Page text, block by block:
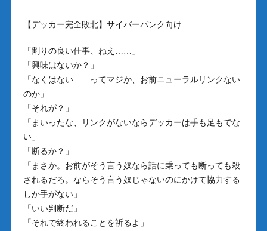
【デッカー完全敗北】サイバーパンク向け
「割りの良い仕事、ねえ……」
「興味はないか？」
「なくはない……ってマジか、お前ニューラルリンクない
のか」
「それが？」
「まいったな、リンクがないならデッカーは手も足もでな
い」
「断るか？」
「まさか。お前がそう言う奴なら話に乗っても断っても殺
されるだろ。ならそう言う奴じゃないのにかけて協力する
しか手がない」
「いい判断だ」
「それで終われることを祈るよ」